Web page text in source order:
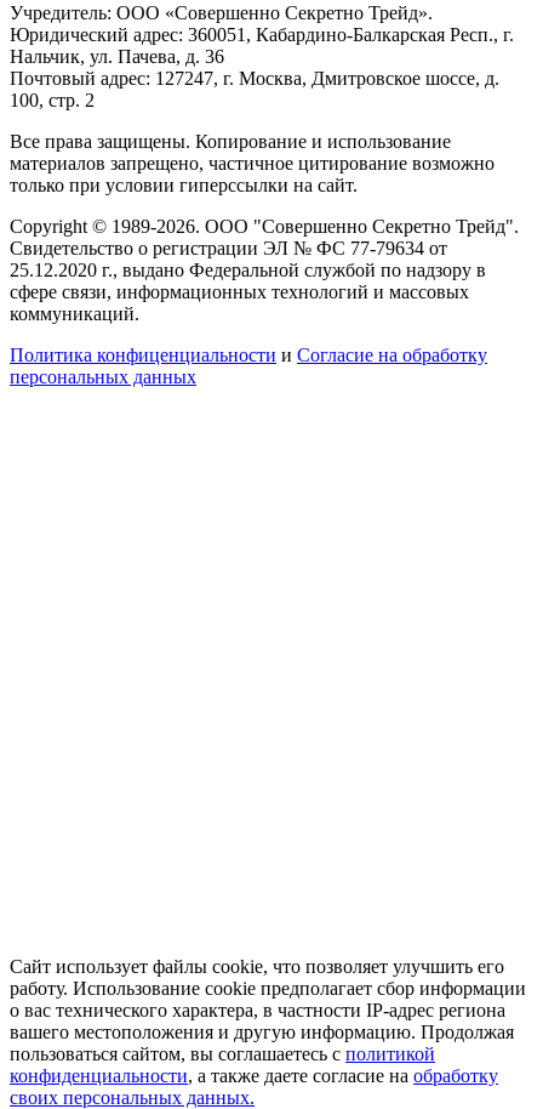
Учредитель: ООО «Совершенно Секретно Трейд».
Юридический адрес: 360051, Кабардино-Балкарская Респ., г.
Нальчик, ул. Пачева, д. 36
Почтовый адрес: 127247, г. Москва, Дмитровское шоссе, д.
100, стр. 2
Все права защищены. Копирование и использование
материалов запрещено, частичное цитирование возможно
только при условии гиперссылки на сайт.
Copyright © 1989-2026. ООО "Совершенно Секретно Трейд".
Свидетельство о регистрации ЭЛ № ФС 77-79634 от
25.12.2020 г., выдано Федеральной службой по надзору в
сфере связи, информационных технологий и массовых
коммуникаций.
Политика конфиценциальности и Согласие на обработку
персональных данных
Сайт использует файлы cookie, что позволяет улучшить его
работу. Использование cookie предполагает сбор информации
о вас технического характера, в частности IP-адрес региона
вашего местоположения и другую информацию. Продолжая
пользоваться сайтом, вы соглашаетесь с политикой
конфиденциальности, а также даете согласие на обработку
своих персональных данных.